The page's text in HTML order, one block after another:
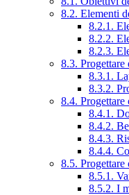
8.2. Elementi
8.2.1.
8.2.2.
8.2.3.
8.3. Progettare
8.3.1.
8.3.2.
8.4. Progettare
8.4.1.
8.4.2.
8.4.3.
8.4.4.
8.5.
8.5.1.
8.5.2. I